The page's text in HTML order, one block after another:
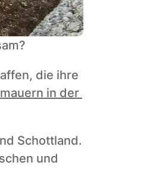
die ihre
in der
Schottland.
und